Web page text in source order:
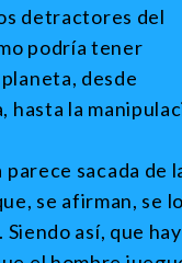
detractores del
podría tener
desde
hasta la
sacada de
se afirman, se
así, que hay